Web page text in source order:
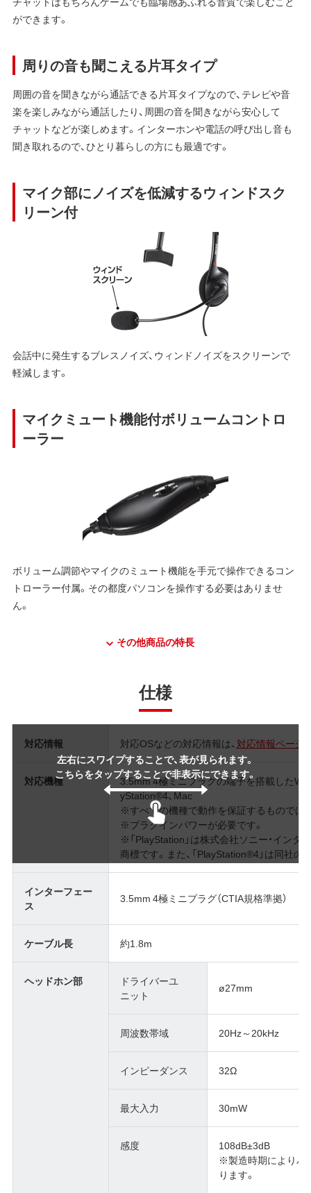
ができます。
周りの音も聞こえる片耳タイプ
周囲の音を聞きながら通話できる片耳タイプなので、テレビや音
楽を楽しみながら通話したり、周囲の音を聞きながら安心して
チャットなどが楽しめます。インターホンや電話の呼び出し音も
聞き取れるので、ひとり暮らしの方にも最適です。
マイク部にノイズを低減するウィンドスク
リーン付
会話中に発生するブレスノイズ、ウィンドノイズをスクリーンで
軽減します。
マイクミュート機能付ボリュームコントロ
ーラー
ボリューム調節やマイクのミュート機能を手元で操作できるコン
トローラー付属。その都度パソコンを操作する必要はありませ
ん。
その他商品の特長
仕様
左右にスワイプすることで、表が見られます。
こちらをタップすることで非表示にできます。
対応情報 対応OSなどの対応情報は、 対応情報ページ
対応機種
3.5mm 4極ミニプラグの端子を搭載した
yStation®4、Mac
※すべての機種で動作を保証するものでは
※プラグインパワーが必要です。
※「PlayStation」は株式会社ソニー・イン
商標です。また、「PlayStation®4」は同社の
インターフェー
ス
3.5mm 4極ミニプラグ（CTIA規格準拠）
ケーブル長 約1.8m
ヘッドホン部
ドライバーユ
ニット
ø27mm
周波数帯域 20Hz～20kHz
インピーダンス 32Ω
最大入力 30mW
感度
108dB±3dB
※製造時期によりパ
ります。